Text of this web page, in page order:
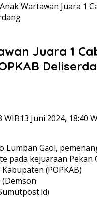
Anak Wartawan Juara 1
Juara 1
WIB13 Juni 2024, 18:40
Lumban Gaol,
pada kejuaraan Pekan
(POPKAB)
(Demson